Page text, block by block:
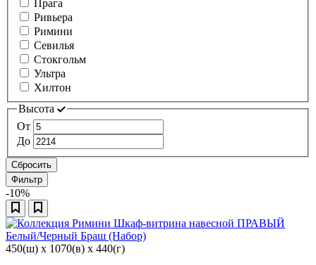
Прага
Ривьера
Римини
Севилья
Стокгольм
Ультра
Хилтон
Высота
От
До
Сбросить
Фильтр
-10%
450(ш) x 1070(в) x 440(г)